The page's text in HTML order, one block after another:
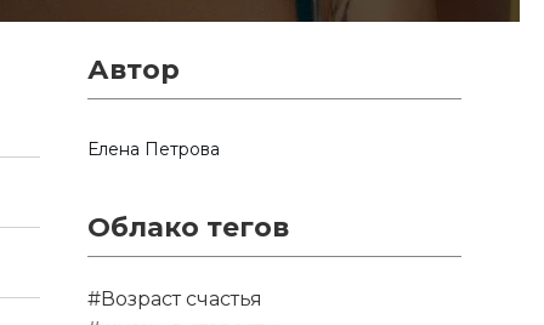
Автор
Елена Петрова
Облако тегов
#Возраст счастья